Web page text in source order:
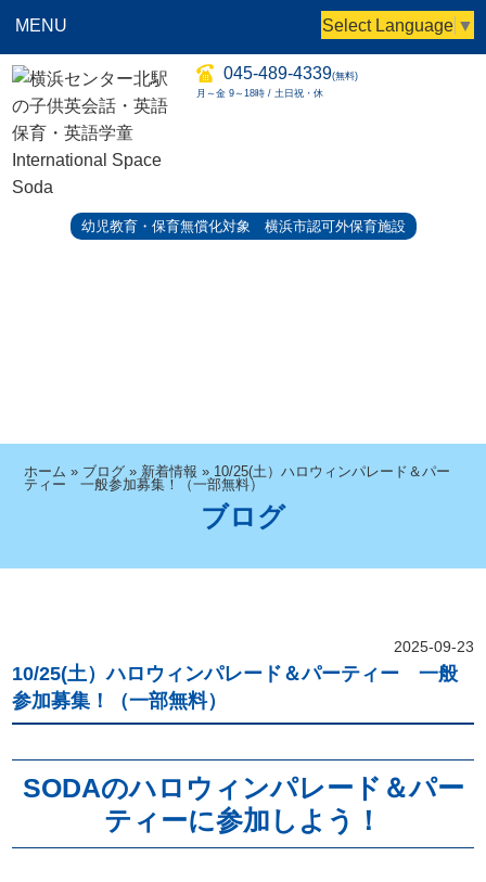
MENU
045-489-4339(無料)
月～金 9～18時 / 土日祝・休
幼児教育・保育無償化対象 横浜市認可外保育施設
Select Language ▼
ホーム » ブログ » 新着情報 » 10/25(土）ハロウィンパレード＆パー
ティー 一般参加募集！（一部無料）
ブログ
2025-09-23
10/25(土）ハロウィンパレード＆パーティー 一般
参加募集！（一部無料）
SODAのハロウィンパレード＆パー
ティーに参加しよう！